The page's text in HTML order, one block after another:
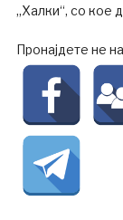
„Халки“, со кое
Пронајдете не